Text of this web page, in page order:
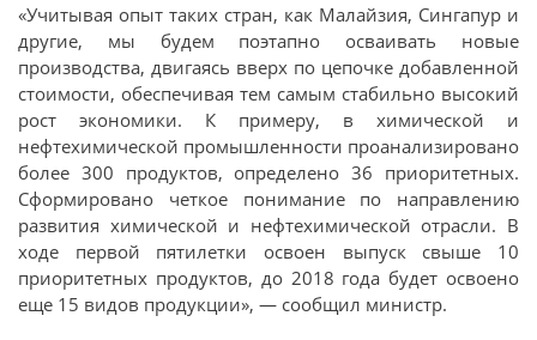
«Учитывая опыт таких стран, как Малайзия, Сингапур и
другие, мы будем поэтапно осваивать новые
производства, двигаясь вверх по цепочке добавленной
стоимости, обеспечивая тем самым стабильно высокий
рост экономики. К примеру, в химической и
нефтехимической промышленности проанализировано
более 300 продуктов, определено 36 приоритетных.
Сформировано четкое понимание по направлению
развития химической и нефтехимической отрасли. В
ходе первой пятилетки освоен выпуск свыше 10
приоритетных продуктов, до 2018 года будет освоено
еще 15 видов продукции», — сообщил министр.